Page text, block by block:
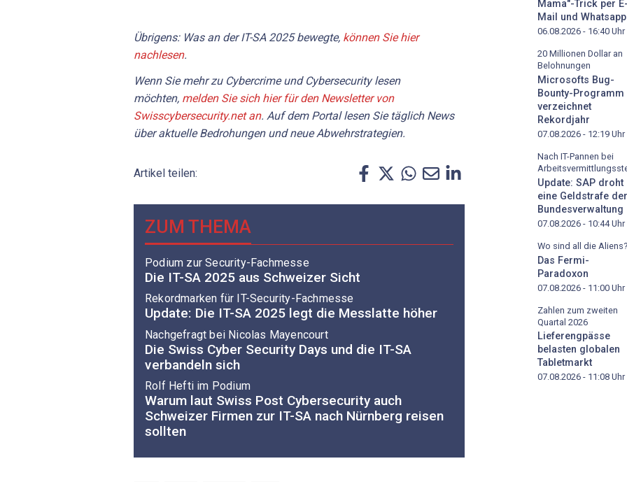
Übrigens: Was an der IT-SA 2025 bewegte, können Sie hier
nachlesen.
Wenn Sie mehr zu Cybercrime und Cybersecurity lesen
möchten, melden Sie sich hier für den Newsletter von
Swisscybersecurity.net an. Auf dem Portal lesen Sie täglich News
über aktuelle Bedrohungen und neue Abwehrstrategien.
Artikel teilen:
ZUM THEMA
Podium zur Security-Fachmesse
Die IT-SA 2025 aus Schweizer Sicht
Rekordmarken für IT-Security-Fachmesse
Update: Die IT-SA 2025 legt die Messlatte höher
Nachgefragt bei Nicolas Mayencourt
Die Swiss Cyber Security Days und die IT-SA
verbandeln sich
Rolf Hefti im Podium
Warum laut Swiss Post Cybersecurity auch
Schweizer Firmen zur IT-SA nach Nürnberg reisen
sollten
Mama"-Trick per E-
Mail und Whatsapp
06.08.2026 - 16:40 Uhr
20 Millionen Dollar an
Belohnungen
Microsofts Bug-
Bounty-Programm
verzeichnet
Rekordjahr
07.08.2026 - 12:19 Uhr
Nach IT-Pannen bei
Update: SAP droht
eine Geldstrafe der
Bundesverwaltung
07.08.2026 - 10:44Uhr
Wo sind all die Aliens?
Das Fermi-
Paradoxon
07.08.2026 - 11:00 Uhr
Zahlen zum zweiten
Quartal 2026
Lieferengpässe
belasten globalen
Tabletmarkt
07.08.2026 - 11:08 Uhr